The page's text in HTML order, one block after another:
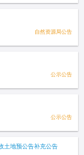
自然资源局公告
公示公告
公示公告
土地预公告补充公告